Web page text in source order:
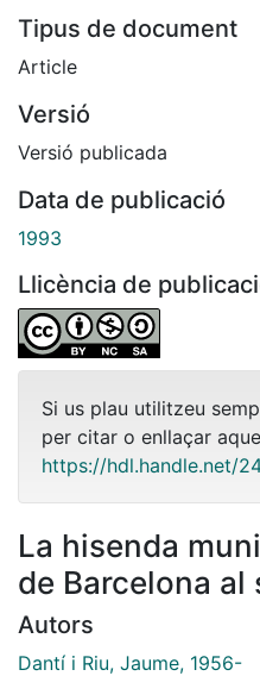
Tipus de document
Article
Versió
Versió publicada
Data de publicació
1993
Llicència de
Si us plau utilitzeu
per citar o enllaçar
https://hdl.handle.net/
La hisenda
de Barcelona al
Autors
Dantí i Riu, Jaume, 1956-